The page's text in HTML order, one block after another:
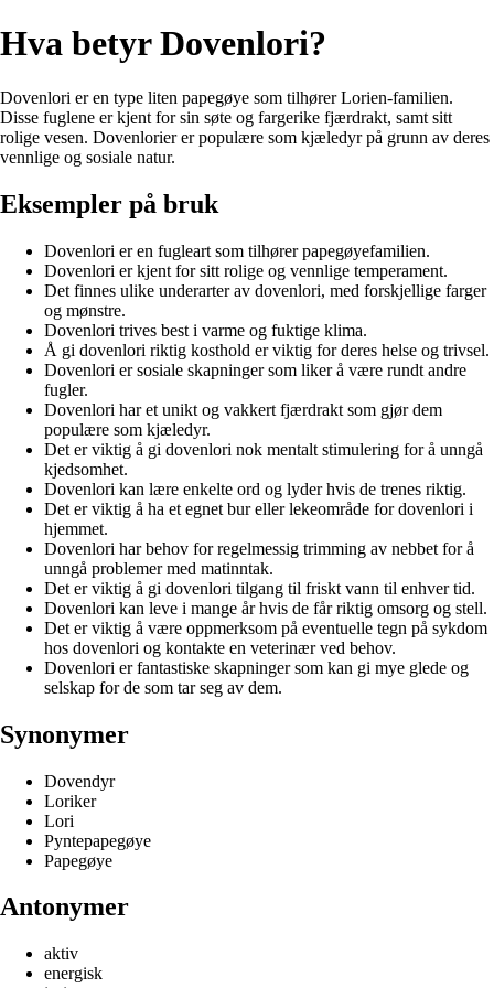
Hva betyr Dovenlori?
Dovenlori er en type liten papegøye som tilhører Lorien-familien.
Disse fuglene er kjent for sin søte og fargerike fjærdrakt, samt sitt
rolige vesen. Dovenlorier er populære som kjæledyr på grunn av deres
vennlige og sosiale natur.
Eksempler på bruk
Dovenlori er en fugleart som tilhører papegøyefamilien.
Dovenlori er kjent for sitt rolige og vennlige temperament.
Det finnes ulike underarter av dovenlori, med forskjellige farger
og mønstre.
Dovenlori trives best i varme og fuktige klima.
Å gi dovenlori riktig kosthold er viktig for deres helse og trivsel.
Dovenlori er sosiale skapninger som liker å være rundt andre
fugler.
Dovenlori har et unikt og vakkert fjærdrakt som gjør dem
populære som kjæledyr.
Det er viktig å gi dovenlori nok mentalt stimulering for å unngå
kjedsomhet.
Dovenlori kan lære enkelte ord og lyder hvis de trenes riktig.
Det er viktig å ha et egnet bur eller lekeområde for dovenlori i
hjemmet.
Dovenlori har behov for regelmessig trimming av nebbet for å
unngå problemer med matinntak.
Det er viktig å gi dovenlori tilgang til friskt vann til enhver tid.
Dovenlori kan leve i mange år hvis de får riktig omsorg og stell.
Det er viktig å være oppmerksom på eventuelle tegn på sykdom
hos dovenlori og kontakte en veterinær ved behov.
Dovenlori er fantastiske skapninger som kan gi mye glede og
selskap for de som tar seg av dem.
Synonymer
Dovendyr
Loriker
Lori
Pyntepapegøye
Papegøye
Antonymer
aktiv
energisk